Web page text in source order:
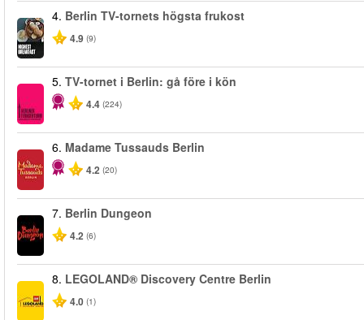
4. Berlin TV-tornets högsta frukost
4.9 (9)
5. TV-tornet i Berlin: gå före i kön
4.4 (224)
6. Madame Tussauds Berlin
4.2 (20)
7. Berlin Dungeon
4.2 (6)
8. LEGOLAND® Discovery Centre Berlin
4.0 (1)